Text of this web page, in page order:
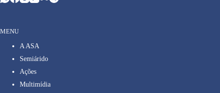
MENU
A ASA
Semiárido
Ações
Multimídia